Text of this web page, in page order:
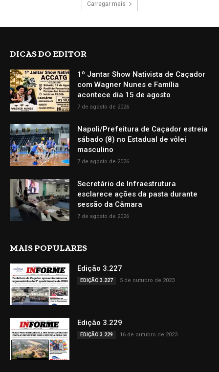
Carregar mais
DICAS DO EDITOR
1º Jantar Show Nativista de Caçador
com Wagner Nunes e Família
acontece dia 15 de agosto
7 de agosto de 2026
Napoli/Prefeitura de Caçador estreia
sábado (8) no Estadual de vôlei
masculino
7 de agosto de 2026
Secretário de Infraestrutura
esclarece ações da pasta durante
sessão da Câmara
7 de agosto de 2026
MAIS POPULARES
Edição 3.227
EDIÇÃO 3.227 5 de outubro de 2023
Edição 3.229
EDIÇÃO 3.229 16 de outubro de 2023